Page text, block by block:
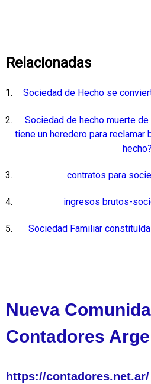
Relacionadas
Sociedad de Hecho se
Sociedad de hecho muerte
tiene un heredero para
hecho?
contratos para
ingresos brutos-
Sociedad Familiar
Nueva
Contadores
https://contadores.net.ar/